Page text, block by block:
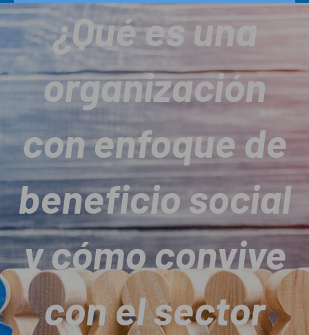
¿Qué es una
organización
con enfoque de
beneficio social
y cómo convive
con el sector